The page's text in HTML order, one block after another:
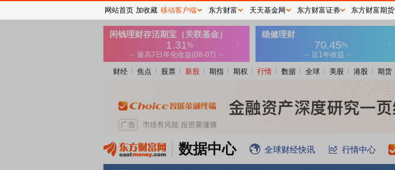
财经 焦点 股票 新股 期指 期权 行情 数据 全球 美股 港股 期货
数据中心 全球财经快讯 行情中心
网站首页 加收藏 移动客户端 东方财富 天天基金网 东方财富证券 东方财富期货